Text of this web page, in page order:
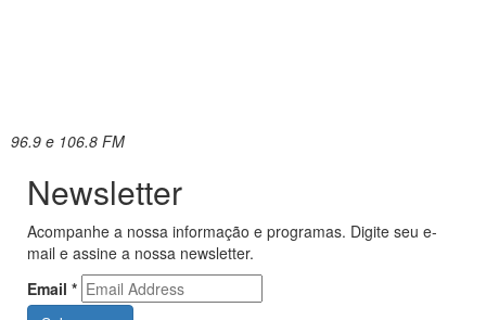
96.9 e 106.8 FM
Newsletter
Acompanhe a nossa informação e programas. Digite seu e-
mail e assine a nossa newsletter.
Email *